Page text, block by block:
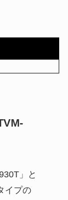
」と
イプの